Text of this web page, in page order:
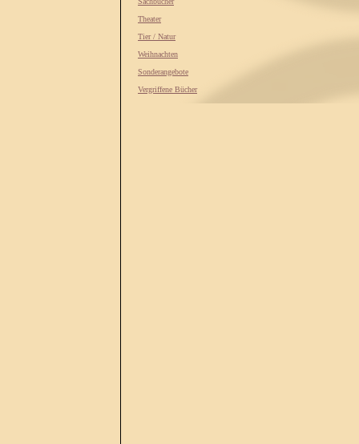
Theater
Tier / Natur
Weihnachten
Sonderangebote
Vergriffene Bücher